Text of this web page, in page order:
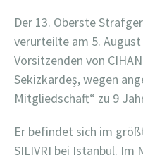
Der 13. Oberste
verurteilte am 5.
Vorsitzenden von
Sekizkardeş, wegen
Mitgliedschaft“ zu 9
Er befindet sich im
SILIVRI bei Istanbul. Im